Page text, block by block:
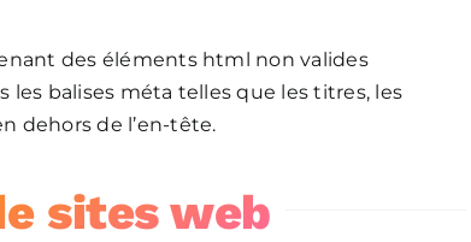
des éléments html non valides
balises méta telles que les titres, les
dehors de l’en-tête.
sites web